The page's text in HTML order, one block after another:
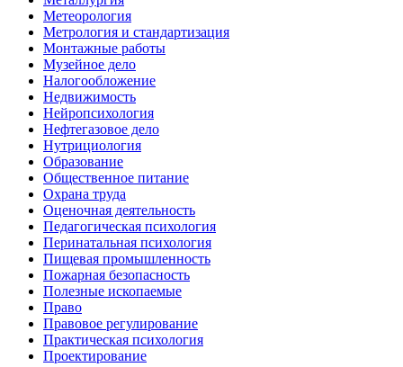
Метеорология
Метрология и стандартизация
Монтажные работы
Музейное дело
Налогообложение
Недвижимость
Нейропсихология
Нефтегазовое дело
Нутрициология
Образование
Общественное питание
Охрана труда
Оценочная деятельность
Педагогическая психология
Перинатальная психология
Пищевая промышленность
Пожарная безопасность
Полезные ископаемые
Право
Правовое регулирование
Практическая психология
Проектирование